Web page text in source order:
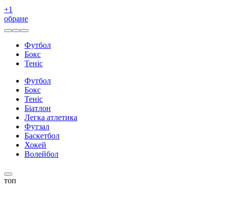
+1
обране
Футбол
Бокс
Теніс
Футбол
Бокс
Теніс
Біатлон
Легка атлетика
Футзал
Баскетбол
Хокей
Волейбол
топ